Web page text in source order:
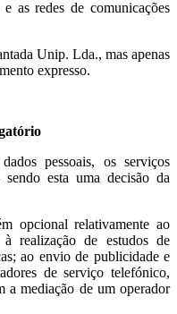
as redes de comunicações
Unip. Lda., mas apenas
expresso.
pessoais, os serviços
esta uma decisão da
opcional relativamente ao
realização de estudos de
ao envio de publicidade e
de serviço telefónico,
a mediação de um operador